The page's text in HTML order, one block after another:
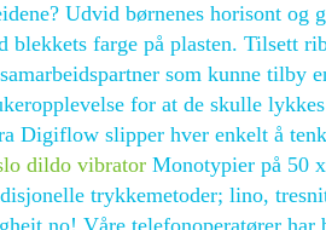
Udvid børnenes horisont og
farge på plasten. Tilsett
som kunne tilby
for at de skulle
Digiflow slipper hver enkelt å
dildo vibrator Monotypier på 50
trykkemetoder; lino,
no! Våre telefonoperatører har